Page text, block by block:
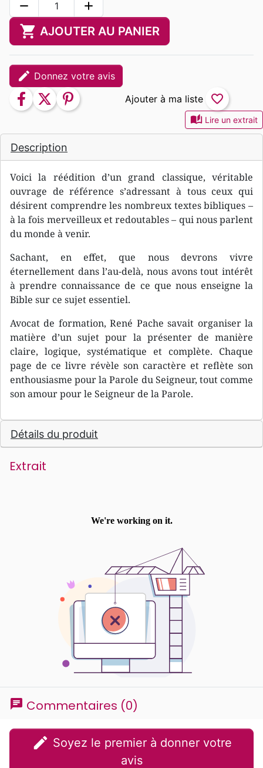
auto_stories Lire un extrait
Description
Voici la réédition d’un grand classique, véritable
ouvrage de référence s’adressant à tous ceux qui
désirent comprendre les nombreux textes bibliques –
à la fois merveilleux et redoutables – qui nous parlent
du monde à venir.
Sachant, en effet, que nous devrons vivre
éternellement dans l’au-delà, nous avons tout intérêt
à prendre connaissance de ce que nous enseigne la
Bible sur ce sujet essentiel.
Avocat de formation, René Pache savait organiser la
matière d’un sujet pour la présenter de manière
claire, logique, systématique et complète. Chaque
page de ce livre révèle son caractère et reflète son
enthousiasme pour la Parole du Seigneur, tout comme
son amour pour le Seigneur de la Parole.
Détails du produit
Extrait
remove add
shopping_cart AJOUTER AU PANIER
edit Donnez votre avis
facebook twitter pinterest favorite_border
chat Commentaires (0)
edit
avis